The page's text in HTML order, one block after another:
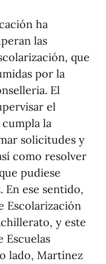
ha
las
que
por la
El
el
la
solicitudes y
como resolver
pudiese
En ese sentido,
Escolarización
y este
Escuelas
lado, Martínez